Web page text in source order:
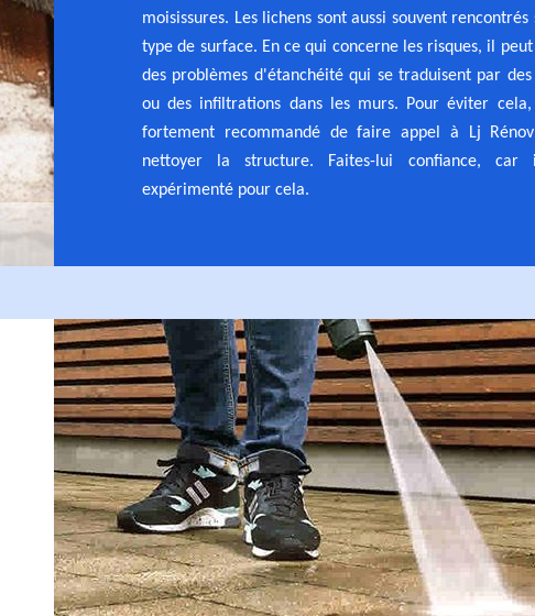
moisissures. Les lichens sont aussi souvent rencontrés
type de surface. En ce qui concerne les risques, il
des problèmes d'étanchéité qui se traduisent par
ou des infiltrations dans les murs. Pour éviter
fortement recommandé de faire appel à Lj
nettoyer la structure. Faites-lui confiance, car
expérimenté pour cela.